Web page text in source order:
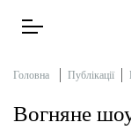
Головна Публікації
Вогняне